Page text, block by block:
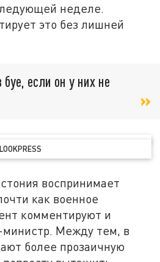
неделе.
это без лишней
если он у них не
воспринимает
как военное
комментируют и
Между тем, в
более прозаичную